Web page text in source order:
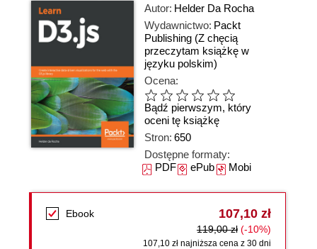
Autor: Helder Da Rocha
Wydawnictwo: Packt
Publishing (Z chęcią
przeczytam książkę w
języku polskim)
Ocena:
Bądź pierwszym, który
oceni tę książkę
Stron: 650
Dostępne formaty:
PDFePubMobi
Ebook 107,10 zł
119,00 zł (-10%)
107,10 zł najniższa cena z 30 dni